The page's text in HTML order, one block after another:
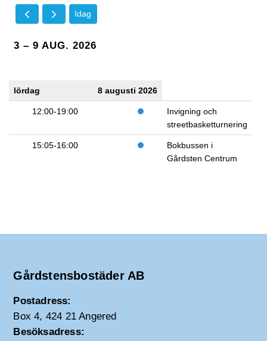
Idag
3 – 9 AUG. 2026
lördag 8 augusti 2026
12:00-19:00
Invigning och
streetbasketturnering
15:05-16:00
Bokbussen i
Gårdsten Centrum
Gårdstensbostäder AB
Postadress:
Box 4, 424 21 Angered
Besöksadress: